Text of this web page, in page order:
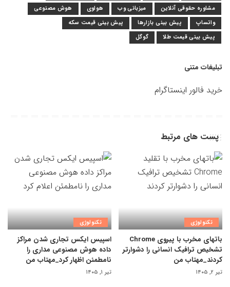
مشاوره حقوقی آنلاین
میزبانی وب هواوی
هوش مصنوعی
واتساپ
پیش بینی بازارها
پیش بینی قیمت سکه
پیش بینی قیمت طلا
گوگل
تبلیغات متنی
خرید فالور اینستاگرام
پست های مرتبط
تکنولوژی
باتهای مخرب با پیروی Chrome
تشخیص ترافیک انسانی را دشوارتر
کردند_مهتاب من
تیر ۲, ۱۴۰۵
تکنولوژی
اسپیس ایکس تجاری شدن مراکز
داده هوش مصنوعی مداری را
نامطمئن اظهار کرد_مهتاب من
تیر ۱, ۱۴۰۵